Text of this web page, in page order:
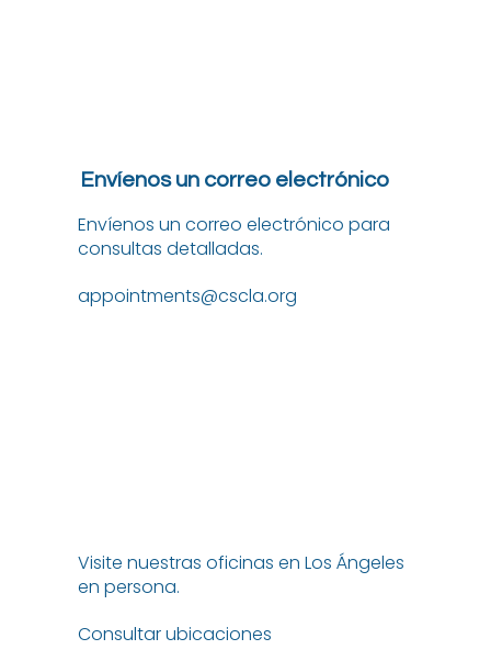
Envíenos un correo electrónico
Envíenos un correo electrónico para
consultas detalladas.
appointments@cscla.org
Visite nuestras oficinas en Los Ángeles
en persona.
Consultar ubicaciones